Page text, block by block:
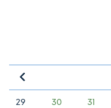
«
29 30 31